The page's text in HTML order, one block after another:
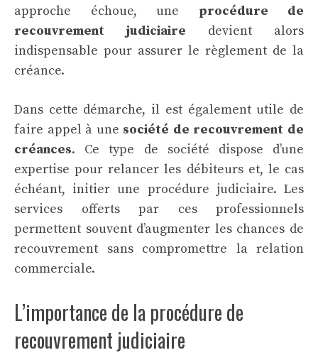
approche échoue, une procédure de
recouvrement judiciaire devient alors
indispensable pour assurer le règlement de la
créance.
Dans cette démarche, il est également utile de
faire appel à une société de recouvrement de
créances. Ce type de société dispose d’une
expertise pour relancer les débiteurs et, le cas
échéant, initier une procédure judiciaire. Les
services offerts par ces professionnels
permettent souvent d’augmenter les chances de
recouvrement sans compromettre la relation
commerciale.
L’importance de la procédure de
recouvrement judiciaire